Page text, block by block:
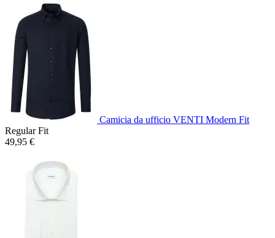
Camicia da ufficio VENTI Modern Fit
Regular Fit
49,95 €